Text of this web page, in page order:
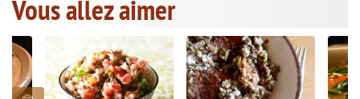
Vous allez aimer